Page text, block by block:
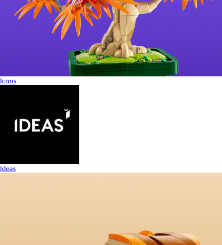
Icons
Ideas